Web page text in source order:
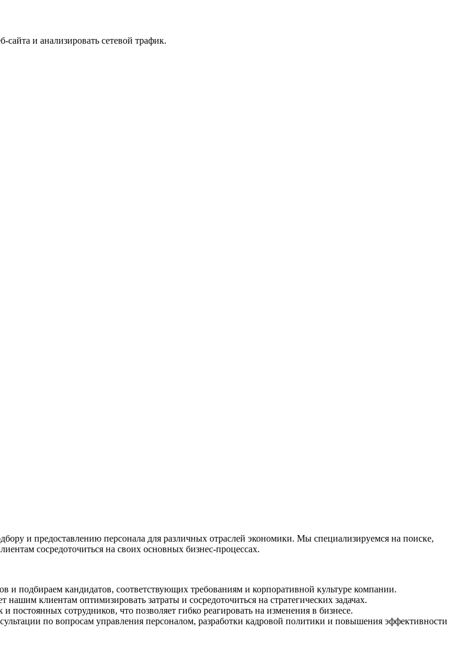
и анализировать сетевой трафик.
и предоставлению персонала для различных отраслей экономики. Мы специализируемся на поиске,
сосредоточиться на своих основных бизнес-процессах.
подбираем кандидатов, соответствующих требованиям и корпоративной культуре компании.
клиентам оптимизировать затраты и сосредоточиться на стратегических задачах.
сотрудников, что позволяет гибко реагировать на изменения в бизнесе.
по вопросам управления персоналом, разработки кадровой политики и повышения эффективности